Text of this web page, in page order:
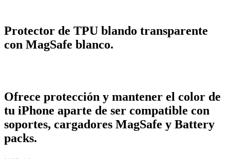
Protector de TPU blando transparente
con MagSafe blanco.
Ofrece protección y mantener el color de
tu iPhone aparte de ser compatible con
soportes, cargadores MagSafe y Battery
packs.